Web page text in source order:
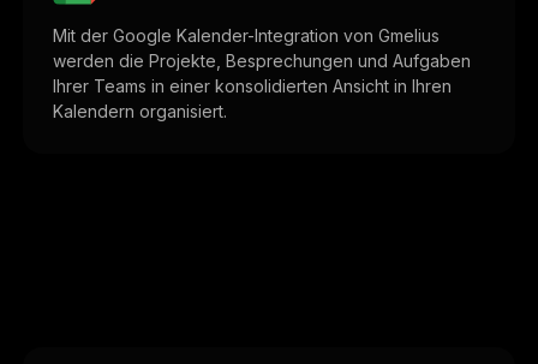
Mit der Google Kalender-Integration von Gmelius
werden die Projekte, Besprechungen und Aufgaben
Ihrer Teams in einer konsolidierten Ansicht in Ihren
Kalendern organisiert.